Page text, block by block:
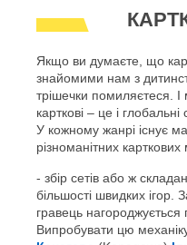
Якщо ви думаєте, що
знайомими нам з
трішечки помиляєтеся.
карткові – це і глобальні
У кожному жанрі існує
різноманітних карткових
збір сетів або ж
більшості швидких ігор.
гравець
Випробувати цю